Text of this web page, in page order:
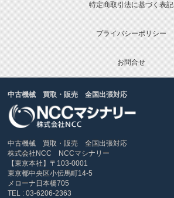
特定商取引法に基づく表記
プライバシーポリシー
お問合せ
中古機械 買取・販売 全国出張対応
中古機械 買取・販売 全国出張対応
株式会社NCC NCCマシナリー
【東京本社】〒103-0001
東京都中央区小伝馬町14-5
メローナ日本橋705
TEL : 03-6206-2363